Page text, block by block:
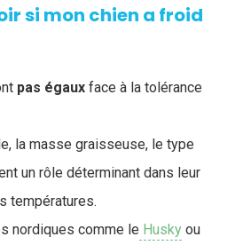
si mon chien a froid
pas égaux face à la tolérance
la masse graisseuse, le type
un rôle déterminant dans leur
températures.
nordiques comme le Husky ou